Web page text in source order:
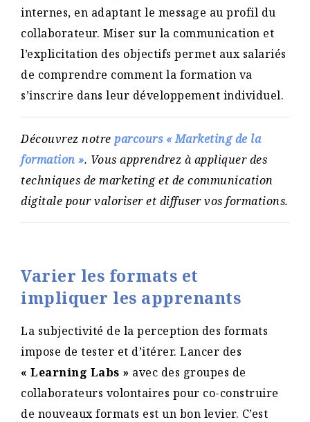
internes, en adaptant le message au profil du
collaborateur. Miser sur la communication et
l’explicitation des objectifs permet aux salariés
de comprendre comment la formation va
s’inscrire dans leur développement individuel.
Découvrez notre parcours « Marketing de la
formation ». Vous apprendrez à appliquer des
techniques de marketing et de communication
digitale pour valoriser et diffuser vos formations.
Varier les formats et
impliquer les apprenants
La subjectivité de la perception des formats
impose de tester et d’itérer. Lancer des
« Learning Labs » avec des groupes de
collaborateurs volontaires pour co-construire
de nouveaux formats est un bon levier. C’est